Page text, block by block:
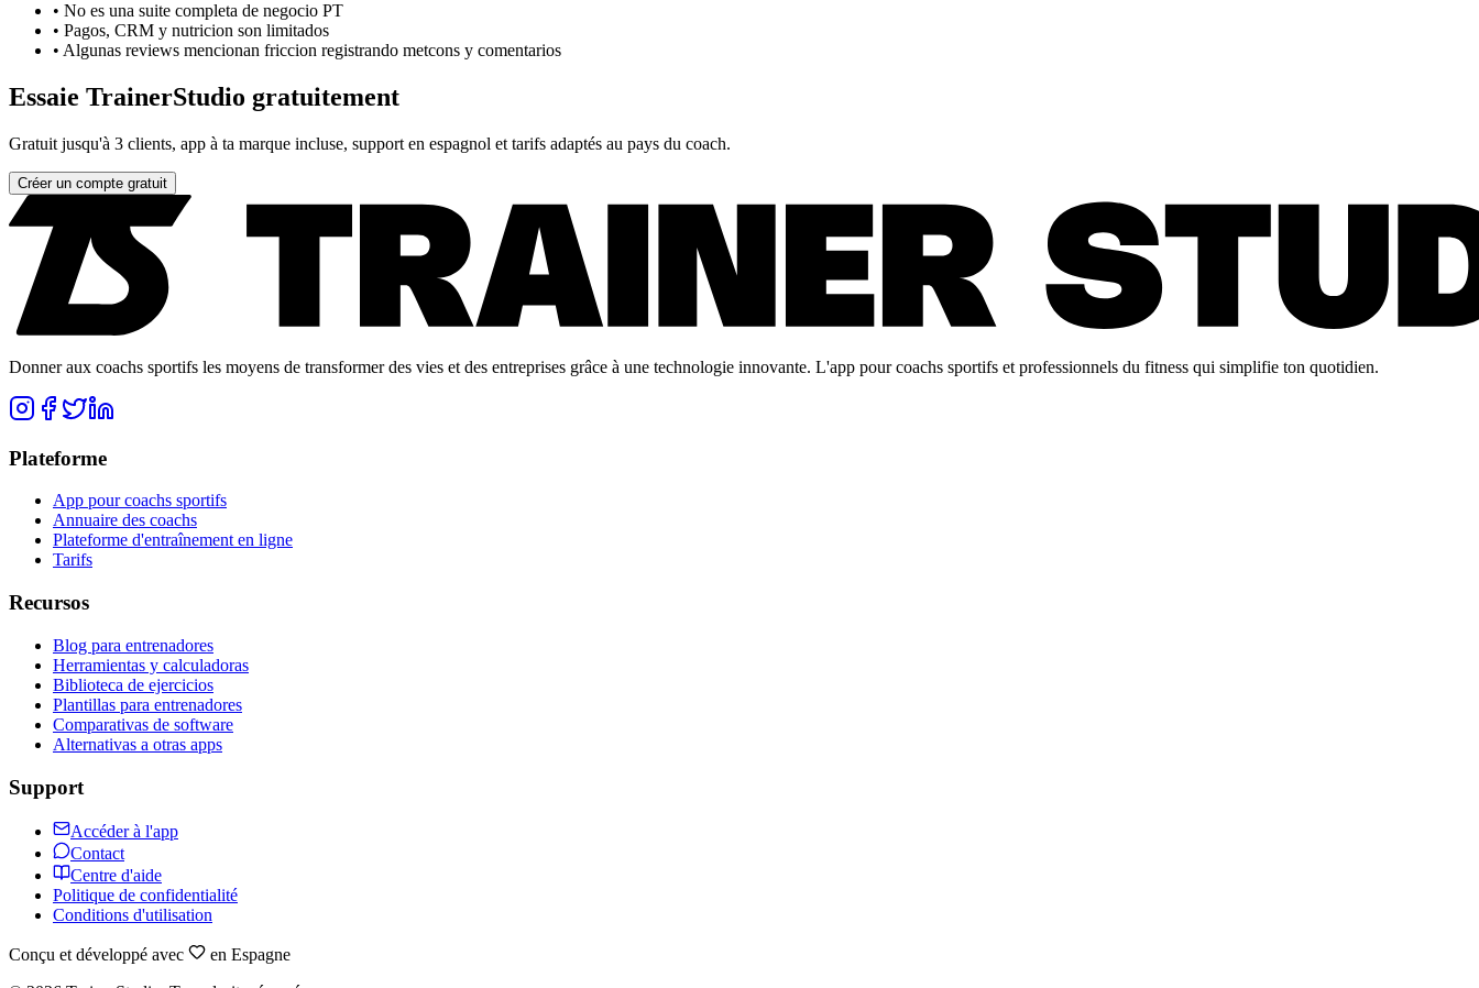
• No es una suite completa de negocio PT
• Pagos, CRM y nutricion son limitados
• Algunas reviews mencionan friccion registrando metcons y comentarios
Essaie TrainerStudio gratuitement
Gratuit jusqu'à 3 clients, app à ta marque incluse, support en espagnol et tarifs adaptés au pays du coach.
Créer un compte gratuit
Donner aux coachs sportifs les moyens de transformer des vies et des entreprises grâce à une technologie innovante. L'app pour coachs sportifs et professionnels du fitness qui simplifie ton quotidien.
Plateforme
App pour coachs sportifs
Annuaire des coachs
Plateforme d'entraînement en ligne
Tarifs
Recursos
Blog para entrenadores
Herramientas y calculadoras
Biblioteca de ejercicios
Plantillas para entrenadores
Comparativas de software
Alternativas a otras apps
Support
Accéder à l'app
Contact
Centre d'aide
Politique de confidentialité
Conditions d'utilisation
Conçu et développé avec
en Espagne